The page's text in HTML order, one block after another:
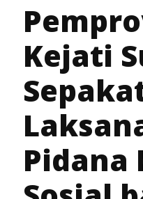
Kejati
Pidana